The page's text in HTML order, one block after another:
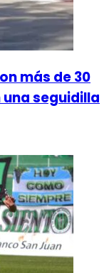
más de 30
seguidilla